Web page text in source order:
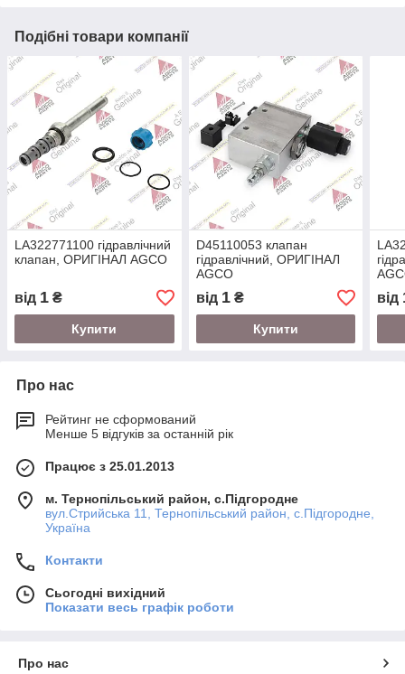
Подібні товари компанії
LA322771100 гідравлічний
клапан, ОРИГІНАЛ AGCO
від 1 ₴
Купити
D45110053 клапан
гідравлічний, ОРИГІНАЛ
AGCO
від 1₴
Купити
від
Про нас
Рейтинг не сформований
Менше 5 відгуків за останній рік
Працює з 25.01.2013
м. Тернопільський район, с.Підгородне
вул.Стрийська 11, Тернопільський район, с.Підгородне,
Україна
Контакти
Сьогодні вихідний
Показати весь графік роботи
Про нас